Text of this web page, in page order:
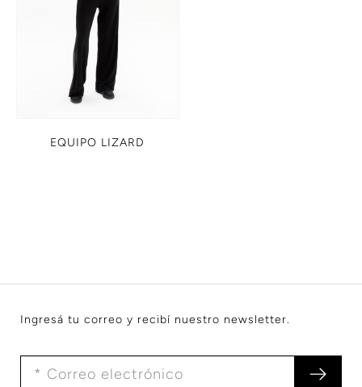
EQUIPO LIZARD
Ingresá tu correo y recibí nuestro newsletter.